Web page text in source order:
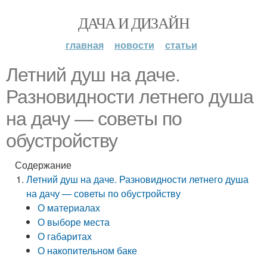
ДАЧА И ДИЗАЙН
главная новости статьи
Летний душ на даче.
Разновидности летнего душа
на дачу — советы по
обустройству
Содержание
Летний душ на даче. Разновидности летнего душа
на дачу — советы по обустройству
О материалах
О выборе места
О габаритах
О накопительном баке